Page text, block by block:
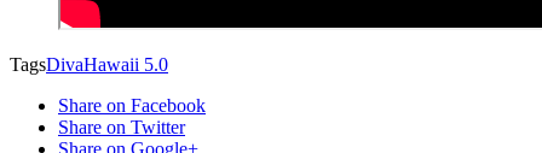
TagsDivaHawaii 5.0
Share on Facebook
Share on Twitter
Share on Google+